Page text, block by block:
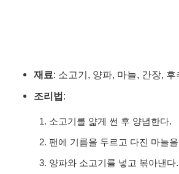
재료: 소고기, 양파, 마늘, 간장, 후
조리법:
소고기를 얇게 썬 후 양념한다.
팬에 기름을 두르고 다진 마늘
양파와 소고기를 넣고 볶아낸다.